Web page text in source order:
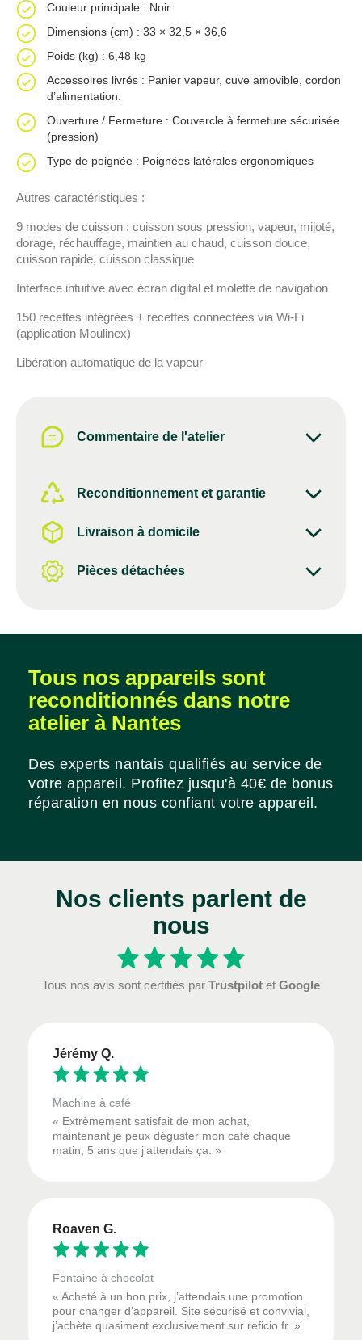
Couleur principale : Noir
Dimensions (cm) : 33 × 32,5 × 36,6
Poids (kg) : 6,48 kg
Accessoires livrés : Panier vapeur, cuve amovible, cordon
d’alimentation.
Ouverture / Fermeture : Couvercle à fermeture sécurisée
(pression)
Type de poignée : Poignées latérales ergonomiques
Autres caractéristiques :
9 modes de cuisson : cuisson sous pression, vapeur, mijoté,
dorage, réchauffage, maintien au chaud, cuisson douce,
cuisson rapide, cuisson classique
Interface intuitive avec écran digital et molette de navigation
150 recettes intégrées + recettes connectées via Wi-Fi
(application Moulinex)
Libération automatique de la vapeur
Commentaire de l'atelier
Reconditionnement et garantie
Livraison à domicile
Pièces détachées
Tous nos appareils sont
reconditionnés dans notre
atelier à Nantes
Des experts nantais qualifiés au service de
votre appareil. Profitez jusqu'à 40€ de bonus
réparation en nous confiant votre appareil.
Nos clients parlent de
nous
Tous nos avis sont certifiés par Trustpilot et Google
Jérémy Q.
Machine à café
« Extrèmement satisfait de mon achat,
maintenant je peux déguster mon café chaque
matin, 5 ans que j’attendais ça. »
Roaven G.
Fontaine à chocolat
« Acheté à un bon prix, j’attendais une promotion
pour changer d’appareil. Site sécurisé et convivial,
j’achète quasiment exclusivement sur reficio.fr. »